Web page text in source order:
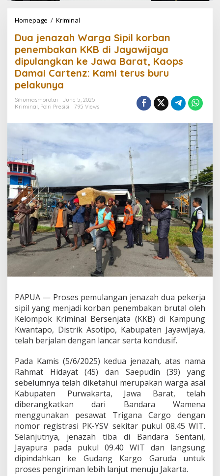
Homepage / Kriminal
a
j
e
n
a
h
W
a
i
p
l
k
o
r
b
a
n
p
e
b
a
k
a
n
K
K
B
d
a
w
j
a
y
a
d
Dua jenazah Warga Sipil korban
penembakan KKB di Jayawijaya
dipulangkan ke Jawa Barat, Kaops
Damai Cartenz: Kami terus buru
pelakunya
Sihumasmorotai
June 5, 2025
Kriminal Polri Presisi 795 Views
PAPUA — Proses pemulangan jenazah dua pekerja
sipil yang menjadi korban penembakan brutal oleh
Kelompok Kriminal Bersenjata (KKB) di Kampung
Kwantapo, Distrik Asotipo, Kabupaten Jayawijaya,
telah berjalan dengan lancar serta kondusif.
Pada Kamis (5/6/2025) kedua jenazah, atas nama
Rahmat Hidayat (45) dan Saepudin (39) yang
sebelumnya telah diketahui merupakan warga asal
Kabupaten Purwakarta, Jawa Barat, telah
diberangkatkan dari Bandara Wamena
menggunakan pesawat Trigana Cargo dengan
nomor registrasi PK-YSV sekitar pukul 08.45 WIT.
Selanjutnya, jenazah tiba di Bandara Sentani,
Jayapura pada pukul 09.40 WIT dan langsung
dipindahkan ke Gudang Kargo Garuda untuk
proses pengiriman lebih lanjut menuju Jakarta.